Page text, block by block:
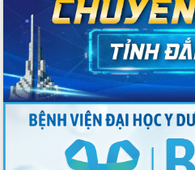
Quyết liệt cải cách hành chính, khơi
thông nguồn lực phát triển
Nâng cao hiệu lực, hiệu quả HĐND
tỉnh thông qua hiện đại hóa hành chính
Xã Ea Phê gắn cải cách hành chính với
chuyển đổi số
Phó Chủ tịch Thường trực UBND tỉnh
Hồ Thị Nguyên Thảo làm việc tại Trung
tâm Phục vụ hành chính công xã Ea